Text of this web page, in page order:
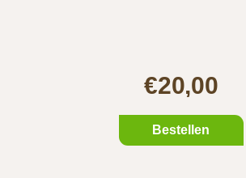
€20,00
Bestellen